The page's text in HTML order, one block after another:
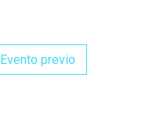
Evento previo